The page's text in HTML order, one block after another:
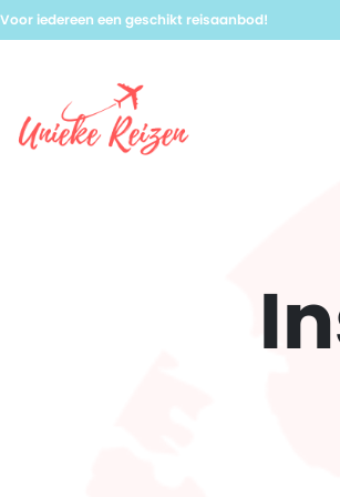
Voor iedereen een geschikt reisaanbod!